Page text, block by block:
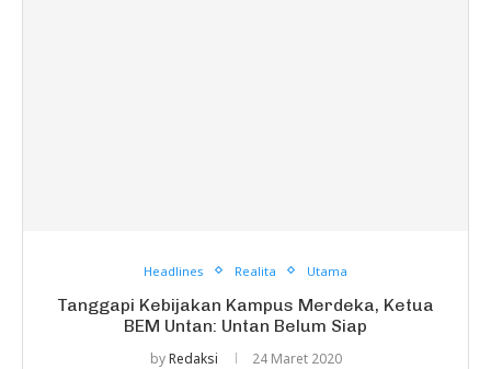
Headlines Realita Utama
Tanggapi Kebijakan Kampus Merdeka, Ketua
BEM Untan: Untan Belum Siap
byRedaksi 24 Maret 2020